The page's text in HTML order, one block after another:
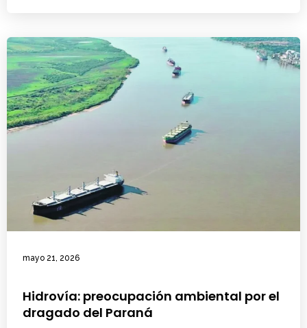
mayo 21, 2026
Hidrovía: preocupación ambiental por el
dragado del Paraná